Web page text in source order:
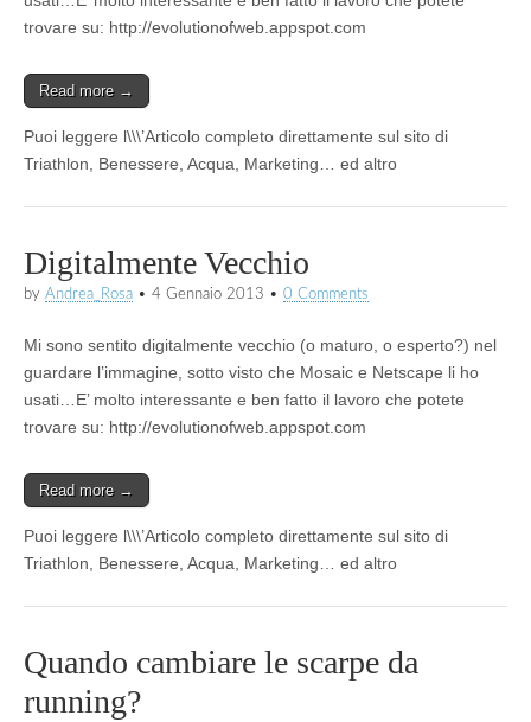
trovare su: http://evolutionofweb.appspot.com
Read more →
Puoi leggere l\\\’Articolo completo direttamente sul sito di
Triathlon, Benessere, Acqua, Marketing… ed altro
Digitalmente Vecchio
by Andrea_Rosa • 4 Gennaio 2013 • 0 Comments
Mi sono sentito digitalmente vecchio (o maturo, o esperto?) nel
guardare l’immagine, sotto visto che Mosaic e Netscape li ho
usati…E’ molto interessante e ben fatto il lavoro che potete
trovare su: http://evolutionofweb.appspot.com
Read more →
Puoi leggere l\\\’Articolo completo direttamente sul sito di
Triathlon, Benessere, Acqua, Marketing… ed altro
Quando cambiare le scarpe da
running?